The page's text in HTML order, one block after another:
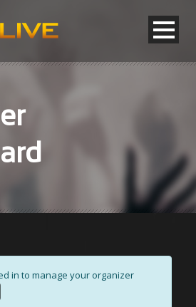
in to manage your organizer